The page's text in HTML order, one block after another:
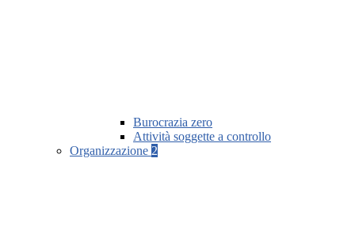
Burocrazia zero
Attività soggette a controllo
Organizzazione 2